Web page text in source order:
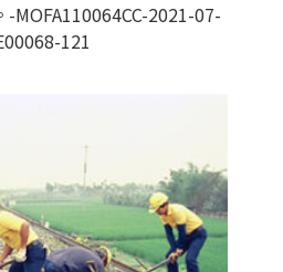
MOFA110064CC-2021-07-
121